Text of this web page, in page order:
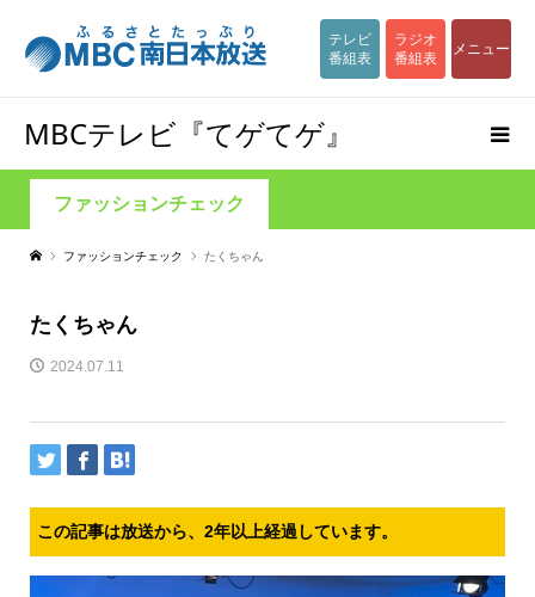
テレビ
番組表
ラジオ
番組表
メニュー
MBCテレビ『てゲてゲ』
ファッションチェック
ファッションチェック たくちゃん
たくちゃん
2024.07.11
この記事は放送から、2年以上経過しています。